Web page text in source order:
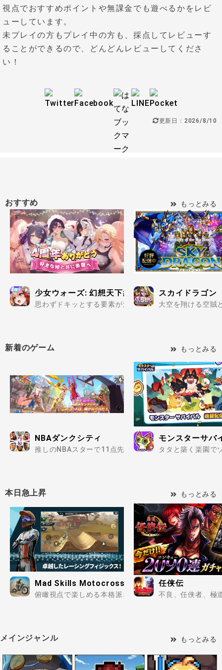
視点でおすすめポイントや無課金でも遊べるかをレビ
ューしています。
未プレイの方もプレイ中の方も、採点してレビューす
ることができるので、どんどんレビューしてくださ
い！
更新日：2026/8/10
おすすめ もっとみる
少女ウォーズ: 幻想天下統一戦
思わずドキッとする要素が満載の美少女だらけで楽し
スカイドラゴン
大空を翔ける空賊
新着のゲーム もっとみる
NBAダンクシティ
推しのNBAスターで11点先取の街角決戦へ..
モンスターサバ
タタと築く楽園で
本日急上昇 もっとみる
Mad Skills Motocross 3
俯瞰視点で楽しめる本格派オートバイレースゲーム！..
任侠伝
不良、任侠者、極
メインジャンル もっとみる